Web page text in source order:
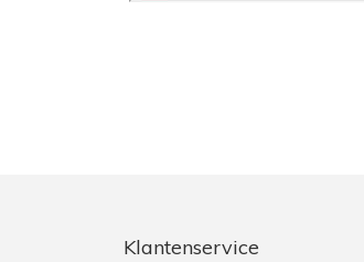
Klantenservice